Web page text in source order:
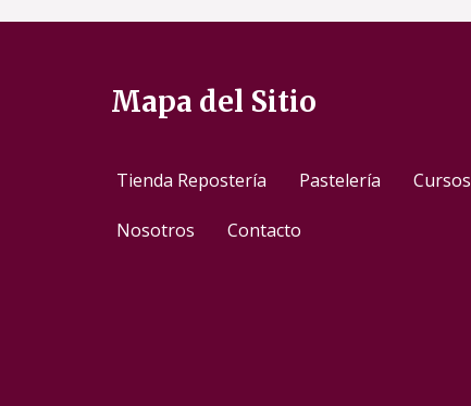
Mapa del Sitio
Tienda Repostería Pastelería Cursos
Nosotros Contacto